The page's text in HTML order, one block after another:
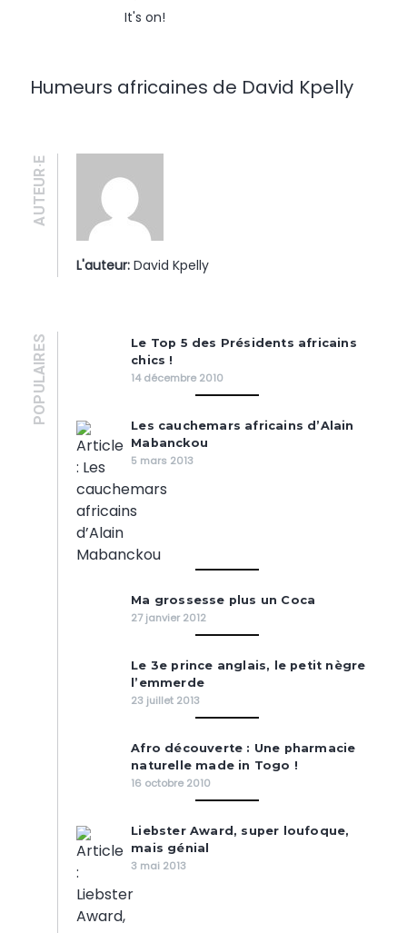
It's on!
Humeurs africaines de David Kpelly
AUTEUR·E
L'auteur: David Kpelly
POPULAIRES
Le Top 5 des Présidents africains
chics !
14 décembre 2010
Les cauchemars africains d’Alain
Mabanckou
5 mars 2013
Ma grossesse plus un Coca
27 janvier 2012
Le 3e prince anglais, le petit nègre
l’emmerde
23 juillet 2013
Afro découverte : Une pharmacie
naturelle made in Togo !
16 octobre 2010
Liebster Award, super loufoque,
mais génial
3 mai 2013